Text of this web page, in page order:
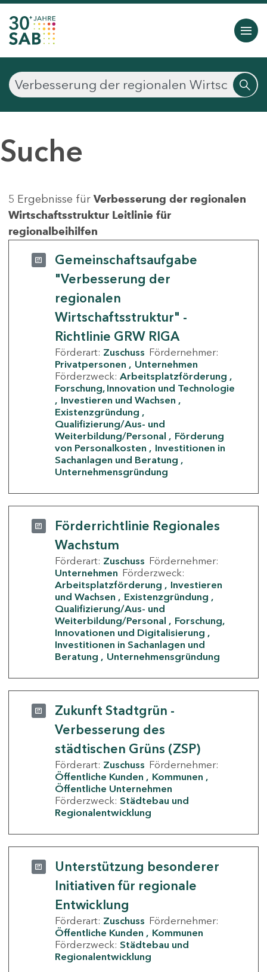
Suche
5 Ergebnisse für Verbesserung der regionalen
Wirtschaftsstruktur Leitlinie für
regionalbeihilfen
Gemeinschaftsaufgabe
"Verbesserung der
regionalen
Wirtschaftsstruktur" -
Richtlinie GRW RIGA
Förderart: Zuschuss Fördernehmer:
Privatpersonen
Unternehmen
Förderzweck: Arbeitsplatzförderung
Forschung, Innovation und Technologie
Investieren und Wachsen
Existenzgründung
Qualifizierung/Aus- und
Weiterbildung/Personal
Förderung
von Personalkosten
Investitionen in
Sachanlagen und Beratung
Unternehmensgründung
Förderrichtlinie Regionales
Wachstum
Förderart: Zuschuss Fördernehmer:
Unternehmen Förderzweck:
Arbeitsplatzförderung
Investieren
und Wachsen
Existenzgründung
Qualifizierung/Aus- und
Weiterbildung/Personal
Forschung,
Innovationen und Digitalisierung
Investitionen in Sachanlagen und
Beratung
Unternehmensgründung
Zukunft Stadtgrün -
Verbesserung des
städtischen Grüns (ZSP)
Förderart: Zuschuss Fördernehmer:
Öffentliche Kunden
Kommunen
Öffentliche Unternehmen
Förderzweck: Städtebau und
Regionalentwicklung
Unterstützung besonderer
Initiativen für regionale
Entwicklung
Förderart: Zuschuss Fördernehmer:
Öffentliche Kunden
Kommunen
Förderzweck: Städtebau und
Regionalentwicklung